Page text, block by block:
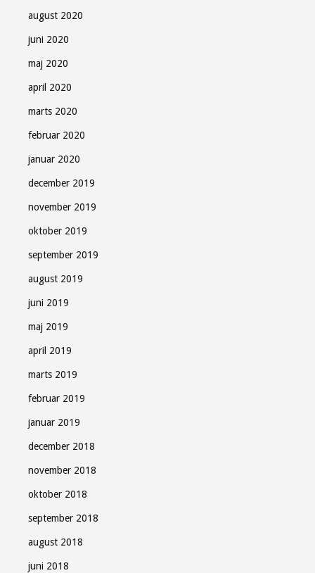
august 2020
juni 2020
maj 2020
april 2020
marts 2020
februar 2020
januar 2020
december 2019
november 2019
oktober 2019
september 2019
august 2019
juni 2019
maj 2019
april 2019
marts 2019
februar 2019
januar 2019
december 2018
november 2018
oktober 2018
september 2018
august 2018
juni 2018